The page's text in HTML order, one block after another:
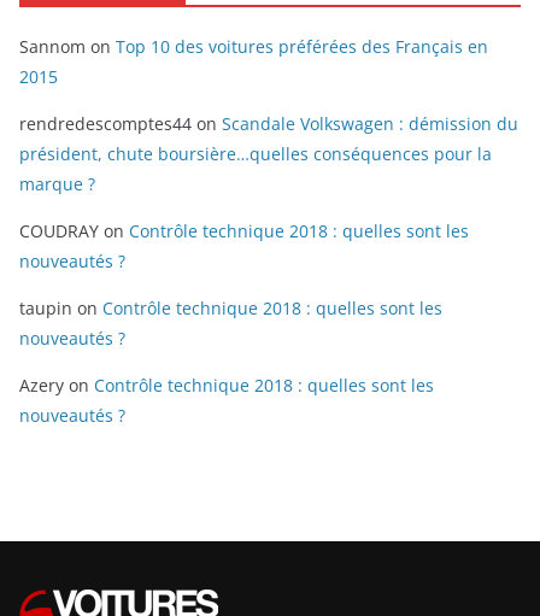
Sannom on Top 10 des voitures préférées des Français en
2015
rendredescomptes44 on Scandale Volkswagen : démission du
président, chute boursière…quelles conséquences pour la
marque ?
COUDRAY on Contrôle technique 2018 : quelles sont les
nouveautés ?
taupin on Contrôle technique 2018 : quelles sont les
nouveautés ?
Azery on Contrôle technique 2018 : quelles sont les
nouveautés ?